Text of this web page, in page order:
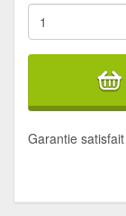
Garantie